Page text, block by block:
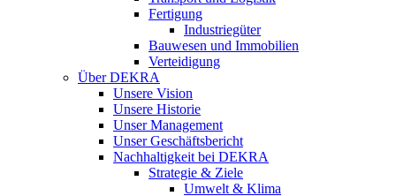
Fertigung
Industriegüter
Bauwesen und Immobilien
Verteidigung
Über DEKRA
Unsere Vision
Unsere Historie
Unser Management
Unser Geschäftsbericht
Nachhaltigkeit bei DEKRA
Strategie & Ziele
Umwelt & Klima